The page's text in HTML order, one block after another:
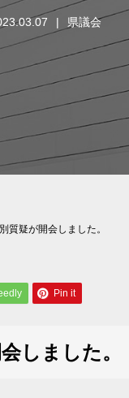
県議会
質疑が開会しました。
Pin it
しました。